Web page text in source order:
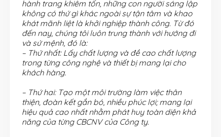
hành trang khiêm tốn, những con người sáng lập
không có thứ gì khác ngoài sự tận tâm và khao
khát mãnh liệt là khởi nghiệp thành công. Từ đó
đến nay, chúng tôi luôn trung thành với hướng đi
và sứ mệnh, đó là:
– Thứ nhất: Lấy chất lượng và đề cao chất lượng
trong từng công nghệ và thiết bị mang lại cho
khách hàng.
– Thứ hai: Tạo một môi trường làm việc thân
thiện, đoàn kết gắn bó, nhiều phúc lợi; mang lại
hiệu quả cao nhất nhằm phát huy toàn diện khả
năng của từng CBCNV của Công ty.